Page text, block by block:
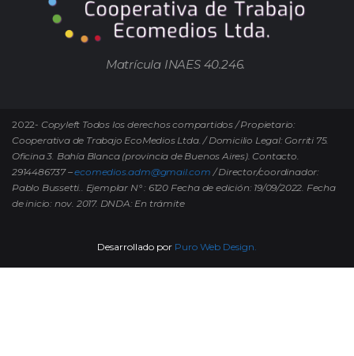
Matrícula INAES 40.246.
2022- Copyleft Todos los derechos compartidos / Propietario:
Cooperativa de Trabajo EcoMedios Ltda. / Domicilio Legal: Gorriti 75.
Oficina 3. Bahía Blanca (provincia de Buenos Aires). Contacto.
2914486737 –ecomedios.adm@gmail.com / Director/coordinador:
Pablo Bussetti.. Ejemplar N° : 6120 Fecha de edición: 19/09/2022. Fecha
de inicio: nov. 2017. DNDA: En trámite
Desarrollado por Puro Web Design.